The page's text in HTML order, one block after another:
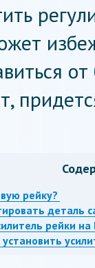
рейку?
деталь
рейки на